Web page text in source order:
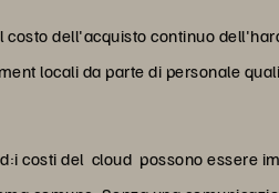
dell'acquisto continuo
locali da parte di personale
costi del cloud possono essere